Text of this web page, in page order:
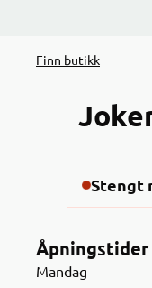
Finn butikk
Stengt
Åpningstider
Mandag